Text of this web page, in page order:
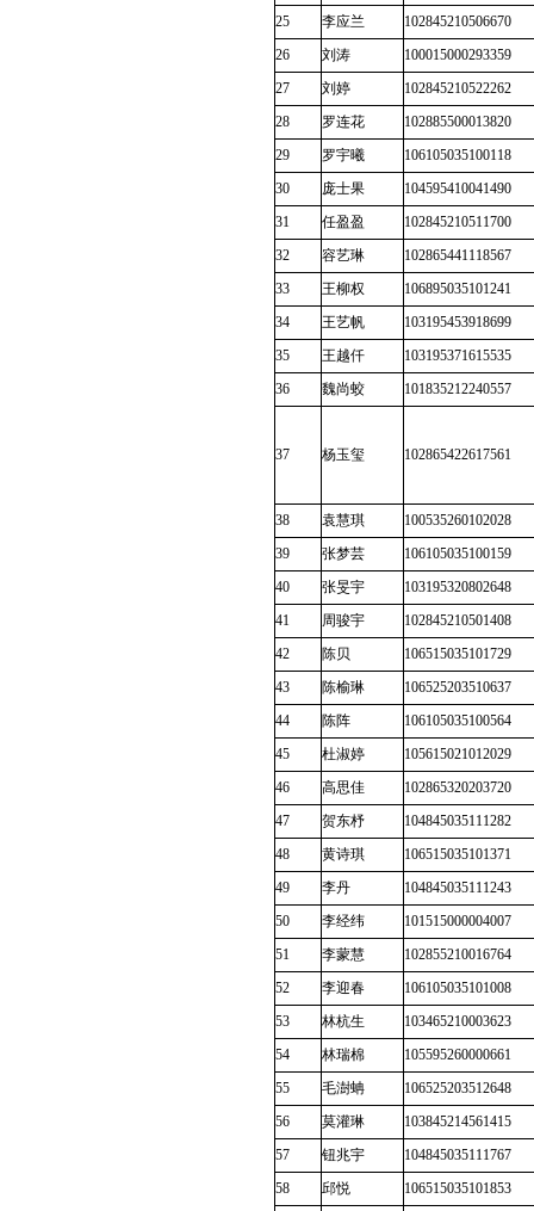
25
李应兰
102845210506670
26
刘涛
100015000293359
27
刘婷
102845210522262
28
罗连花
102885500013820
29
罗宇曦
106105035100118
30
庞士果
104595410041490
31
任盈盈
102845210511700
32
容艺琳
102865441118567
33
王柳权
106895035101241
34
王艺帆
103195453918699
35
王越仟
103195371615535
36
魏尚蛟 101835212240557
37 杨玉玺 102865422617561
38 袁慧琪
100535260102028
39
张梦芸
106105035100159
40
张旻宇
103195320802648
41
周骏宇
102845210501408
42
陈贝
106515035101729
43
陈榆琳
106525203510637
44
陈阵
106105035100564
45
杜淑婷
105615021012029
46
高思佳
102865320203720
47
贺东杼
104845035111282
48
黄诗琪
106515035101371
49
李丹
104845035111243
50
李经纬
101515000004007
51
李蒙慧
102855210016764
52
李迎春
106105035101008
53
林杭生
103465210003623
54
林瑞棉
105595260000661
55
毛澍蚺
106525203512648
56
莫灌琳
103845214561415
57
钮兆宇
104845035111767
58
邱悦
106515035101853